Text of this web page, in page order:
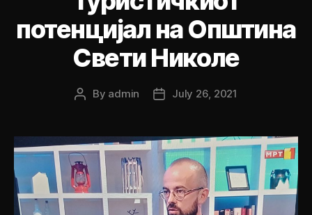
потенцијал на Општина
Свети Николе
Post
By admin
PostJuly 26, 2021